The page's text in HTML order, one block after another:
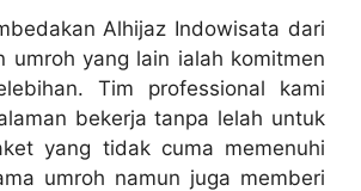
Alhijaz Indowisata dari
umroh yang lain ialah komitmen
Tim professional kami
bekerja tanpa lelah untuk
yang tidak cuma memenuhi
umroh namun juga memberi